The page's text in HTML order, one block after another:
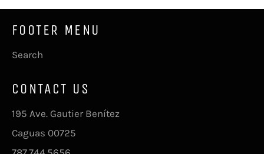
FOOTER MENU
Search
CONTACT US
195 Ave. Gautier Benítez
Caguas 00725